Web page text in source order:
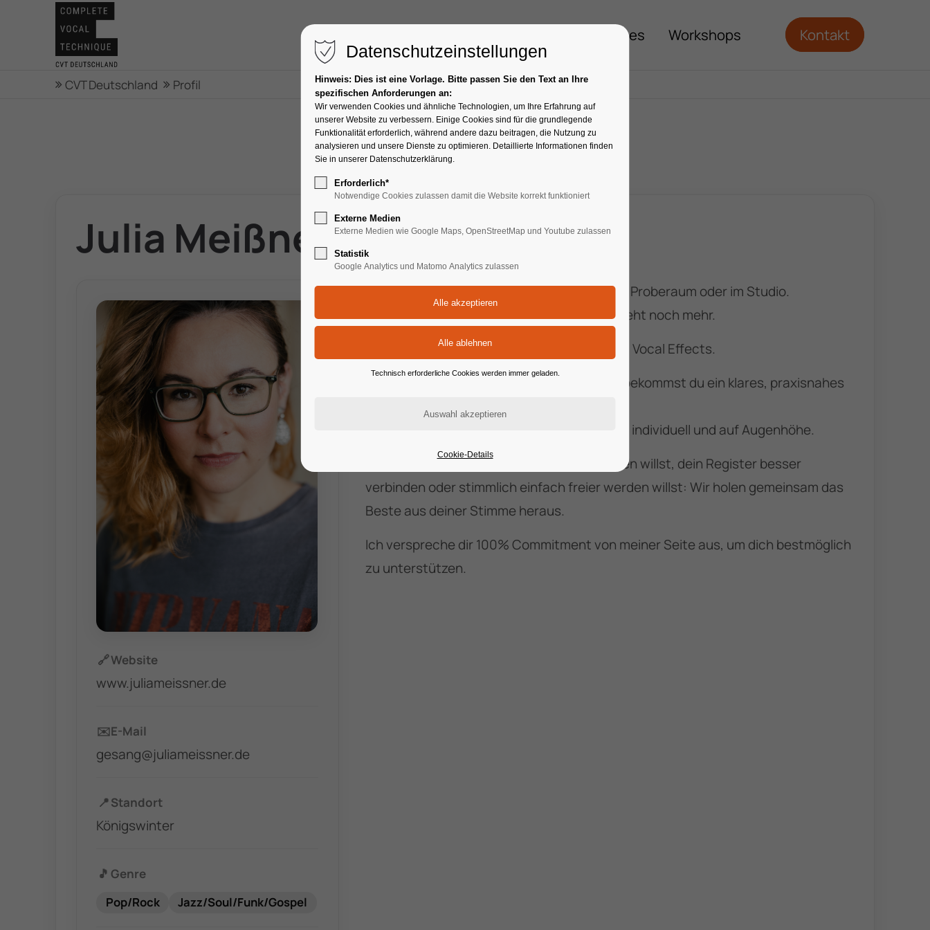
Vocal Coaches Workshops Kontakt
CVT Deutschland Profil
Julia Meißner
🔗Website
www.juliameissner.de
✉️E-Mail
gesang@juliameissner.de
📍Standort
Königswinter
🎵 Genre
Pop/Rock
Jazz/Soul/Funk/Gospel
Du singst Rock oder Pop – auf der Bühne, im Proberaum oder im Studio.
Du liebst deine Stimme, aber du weißt: Da geht noch mehr.
Mehr Power. Mehr Kontrolle. Mehr Ausdruck. Vocal Effects.
Complete Vocal Technique (CVT)
bekommst du ein klares, praxisnahes
Werkzeug, um genau das zu erreichen.
Ich arbeite mit Sänger*innen wie dir – direkt, individuell und auf Augenhöhe.
Ob du deine High Notes verlässlicher machen willst, dein Register besser
verbinden oder stimmlich einfach freier werden willst: Wir holen gemeinsam das
Beste aus deiner Stimme heraus.
Ich verspreche dir 100% Commitment von meiner Seite aus, um dich bestmöglich
zu unterstützen.
Datenschutzeinstellungen
Hinweis: Dies ist eine Vorlage. Bitte passen Sie den Text an Ihre
spezifischen Anforderungen an:
Wir verwenden Cookies und ähnliche Technologien, um Ihre Erfahrung auf
unserer Website zu verbessern. Einige Cookies sind für die grundlegende
Funktionalität erforderlich, während andere dazu beitragen, die Nutzung zu
analysieren und unsere Dienste zu optimieren. Detaillierte Informationen finden
Sie in unserer Datenschutzerklärung.
Erforderlich*
Notwendige Cookies zulassen damit die Website korrekt funktioniert
Externe Medien
Externe Medien wie Google Maps, OpenStreetMap und Youtube zulassen
Statistik
Google Analytics und Matomo Analytics zulassen
Technisch erforderliche Cookies werden immer geladen.
Cookie-Details